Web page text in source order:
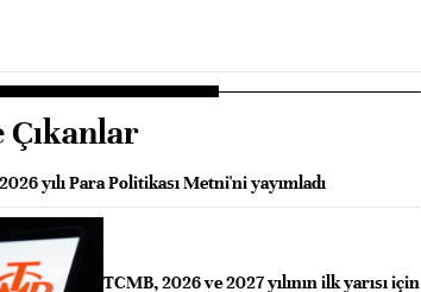
Çıkanlar
yılı Para Politikası Metni'ni yayımladı
TCMB, 2026 ve 2027 yılının ilk yarısı için